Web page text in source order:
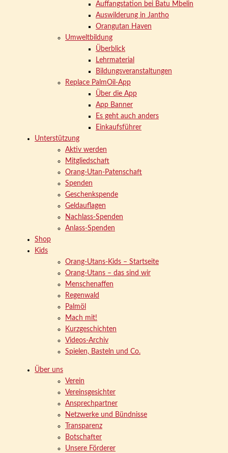
Auffangstation bei Batu Mbelin
Auswilderung in Jantho
Orangutan Haven
Umweltbildung
Überblick
Lehrmaterial
Bildungsveranstaltungen
Replace PalmOil-App
Über die App
App Banner
Es geht auch anders
Einkaufsführer
Unterstützung
Aktiv werden
Mitgliedschaft
Orang-Utan-Patenschaft
Spenden
Geschenkspende
Geldauflagen
Nachlass-Spenden
Anlass-Spenden
Shop
Kids
Orang-Utans-Kids – Startseite
Orang-Utans – das sind wir
Menschenaffen
Regenwald
Palmöl
Mach mit!
Kurzgeschichten
Videos-Archiv
Spielen, Basteln und Co.
Über uns
Verein
Vereinsgesichter
Ansprechpartner
Netzwerke und Bündnisse
Transparenz
Botschafter
Unsere Förderer